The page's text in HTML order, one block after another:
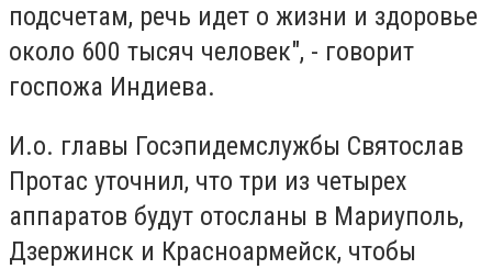
подсчетам, речь идет о жизни и здоровье
около 600 тысяч человек", - говорит
госпожа Индиева.
И.о. главы Госэпидемслужбы Святослав
Протас уточнил, что три из четырех
аппаратов будут отосланы в Мариуполь,
Дзержинск и Красноармейск, чтобы